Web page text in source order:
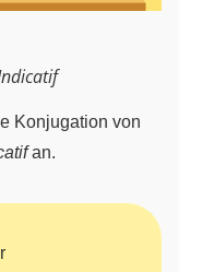
Konjugation von
an.